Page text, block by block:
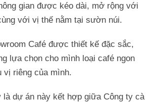
gian được kéo dài, mở rộng với
với vị thế nằm tại sườn núi.
Café được thiết kế đặc sắc,
lựa chọn cho mình loại café ngon
vị riêng của mình.
là dự án này kết hợp giữa Công ty cà